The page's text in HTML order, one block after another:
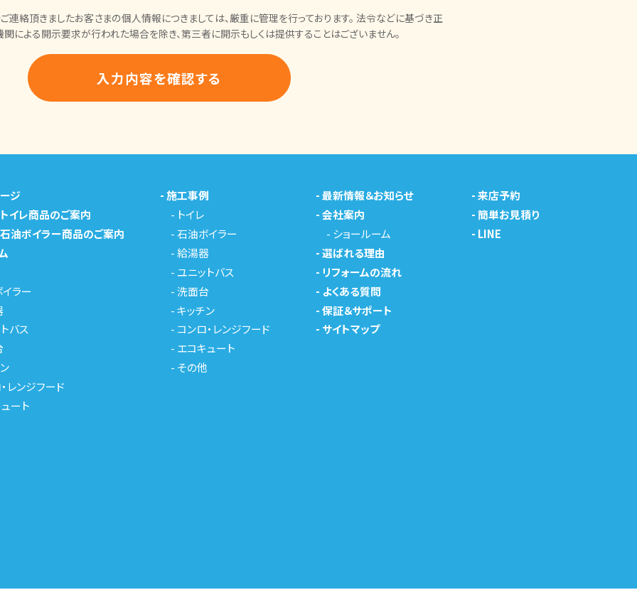
連絡頂きましたお客さまの個人情報につきましては、厳重に管理を行っております。 法令などに基づき正
による開示要求が行われた場合を除き、第三者に開示もしくは提供することはございません。
ジ
イレ商品のご案内
油ボイラー商品のご案内
ラー
バス
レンジフード
ート
-施工事例
- トイレ
-石油ボイラー
-給湯器
- ユニットバス
-洗面台
-キッチン
- コンロ・レンジフード
- エコキュート
- その他
-最新情報＆お知らせ
-会社案内
- ショールーム
-選ばれる理由
- リフォームの流れ
- よくある質問
-保証＆サポート
- サイトマップ
-来店予約
-簡単お見積り
- LINE